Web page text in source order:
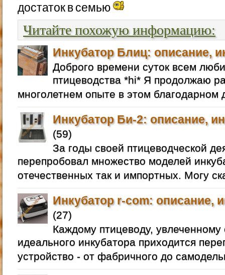
достаток в семью
Читайте похожую информацию:
Инкубатор Блиц: описание,
Доброго времени суток всем
птицеводства *hi* Я продолжаю
многолетнем опыте в этом
Инкубатор Би-2: описание,
(59)
За годы своей птицеводческой
перепробовал множество моделей
отечественных так и импортных. Могу
Инкубатор r-com: описание,
(27)
Каждому птицеводу,
идеального инкубатора приходится
устройство - от фабричного до